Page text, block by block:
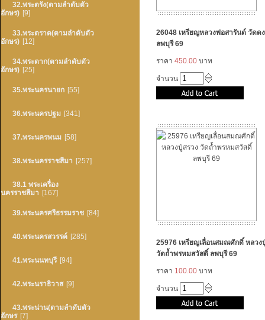
32.พระตรัง(ตามลำดับตัว
อักษร) [9]
33.พระตราด(ตามลำดับตัว
อักษร) [12]
34.พระตาก(ตามลำดับตัว
อักษร) [25]
35.พระนครนายก [55]
36.พระนครปฐม [341]
37.พระนครพนม [58]
38.พระนครราชสีมา [257]
38.1 พระเครื่อง
นครราชสีมา [167]
39.พระนครศรีธรรมราช [84]
40.พระนครสวรรค์ [285]
41.พระนนทบุรี [94]
42.พระนราธิวาส [9]
43.พระน่าน(ตามลำดับตัว
อักษร [7]
26048 เหรียญหลวงพ่อสารันต์ วัดด
ลพบุรี 69
ราคา 450.00 บาท
จำนวน
25976 เหรียญเลื่อนสมณศักดิ์ หลวง
วัดถ้ำพรหมสวัสดิ์ ลพบุรี 69
ราคา 100.00 บาท
จำนวน